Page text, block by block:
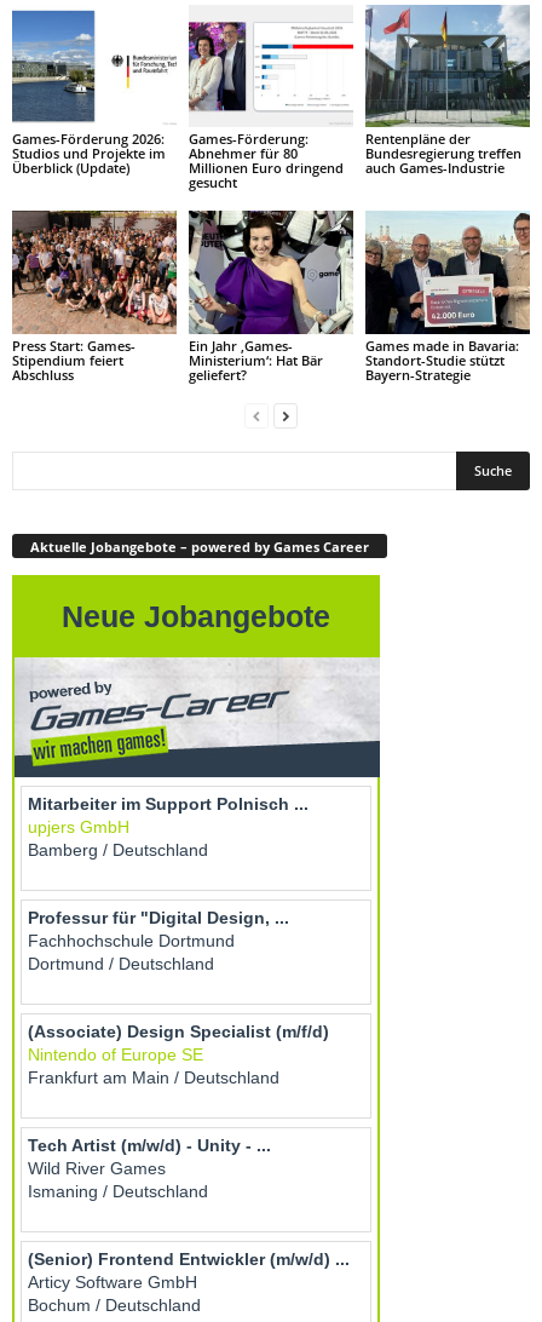
Games-Förderung 2026:
Studios und Projekte im
Überblick (Update)
Games-Förderung:
Abnehmer für 80
Millionen Euro dringend
gesucht
Rentenpläne der
Bundesregierung treffen
auch Games-Industrie
Press Start: Games-
Stipendium feiert
Abschluss
Ein Jahr ‚Games-
Ministerium‘: Hat Bär
geliefert?
Games made in Bavaria:
Standort-Studie stützt
Bayern-Strategie
Aktuelle Jobangebote – powered by Games Career